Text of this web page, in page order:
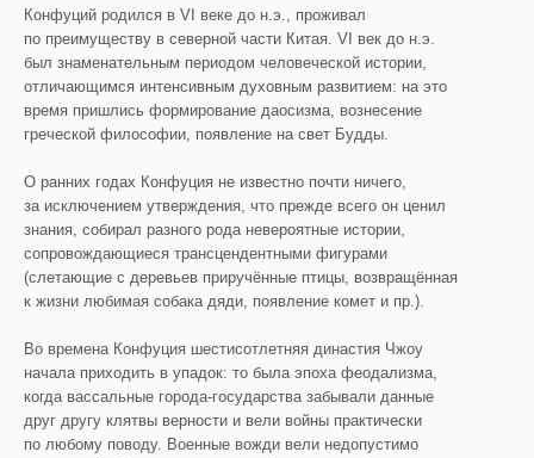
Конфуций родился в VI веке до н.э., проживал
по преимуществу в северной части Китая. VI век до н.э.
был знаменательным периодом человеческой истории,
отличающимся интенсивным духовным развитием: на это
время пришлись формирование даосизма, вознесение
греческой философии, появление на свет Будды.
О ранних годах Конфуция не известно почти ничего,
за исключением утверждения, что прежде всего он ценил
знания, собирал разного рода невероятные истории,
сопровождающиеся трансцендентными фигурами
(слетающие с деревьев приручённые птицы, возвращённая
к жизни любимая собака дяди, появление комет и пр.).
Во времена Конфуция шестисотлетняя династия Чжоу
начала приходить в упадок: то была эпоха феодализма,
когда вассальные города-государства забывали данные
друг другу клятвы верности и вели войны практически
по любому поводу. Военные вожди вели недопустимо